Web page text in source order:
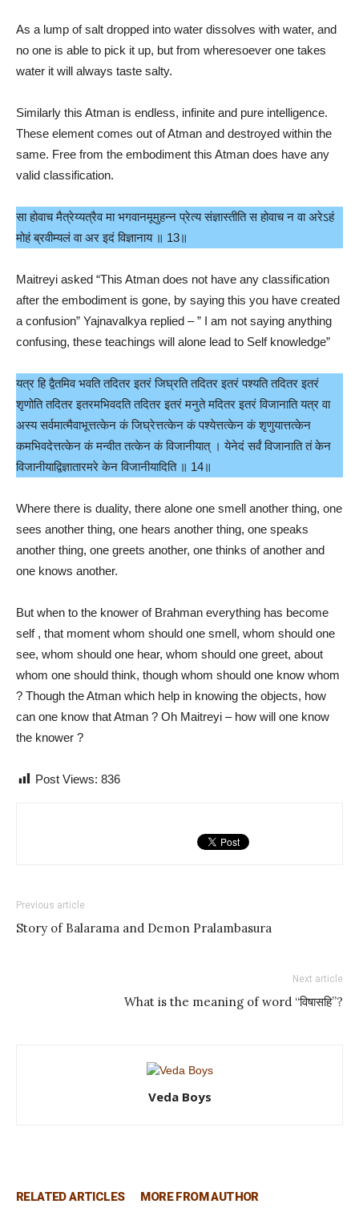
As a lump of salt dropped into water dissolves with water, and
no one is able to pick it up, but from wheresoever one takes
water it will always taste salty.
Similarly this Atman is endless, infinite and pure intelligence.
These element comes out of Atman and destroyed within the
same. Free from the embodiment this Atman does have any
valid classification.
सा होवाच मैत्रेय्यत्रैव मा भगवानमूमुहन्न प्रेत्य संज्ञास्तीति स होवाच न वा अरेऽहं
मोहं ब्रवीम्यलं वा अर इदं विज्ञानाय ॥ 13॥
Maitreyi asked “This Atman does not have any classification
after the embodiment is gone, by saying this you have created
a confusion” Yajnavalkya replied – ” I am not saying anything
confusing, these teachings will alone lead to Self knowledge”
यत्र हि द्वैतमिव भवति तदितर इतरं जिघ्रति तदितर इतरं पश्यति तदितर इतरं
शृणोति तदितर इतरमभिवदति तदितर इतरं मनुते मदितर इतरं विजानाति यत्र वा
अस्य सर्वमात्मैवाभूत्तत्केन कं जिघ्रेत्तत्केन कं पश्येत्तत्केन कं शृणुयात्तत्केन
कमभिवदेत्तत्केन कं मन्वीत तत्केन कं विजानीयात् । येनेदं सर्वं विजानाति तं केन
विजानीयाद्विज्ञातारमरे केन विजानीयादिति ॥ 14॥
Where there is duality, there alone one smell another thing, one
sees another thing, one hears another thing, one speaks
another thing, one greets another, one thinks of another and
one knows another.
But when to the knower of Brahman everything has become
self , that moment whom should one smell, whom should one
see, whom should one hear, whom should one greet, about
whom one should think, though whom should one know whom
? Though the Atman which help in knowing the objects, how
can one know that Atman ? Oh Maitreyi – how will one know
the knower ?
Post Views: 836
Previous article
Story of Balarama and Demon Pralambasura
Next article
What is the meaning of word “विषासहि”?
Veda Boys
RELATED ARTICLES MORE FROM AUTHOR